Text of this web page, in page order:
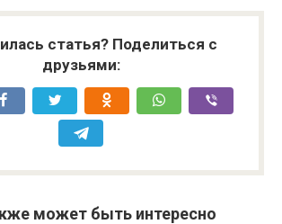
статья? Поделиться с
друзьями:
может быть интересно